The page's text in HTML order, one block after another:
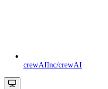
crewAIInc/crewAI